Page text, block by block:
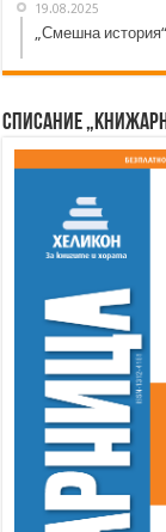
19.08.2025
„Смешна
Списание